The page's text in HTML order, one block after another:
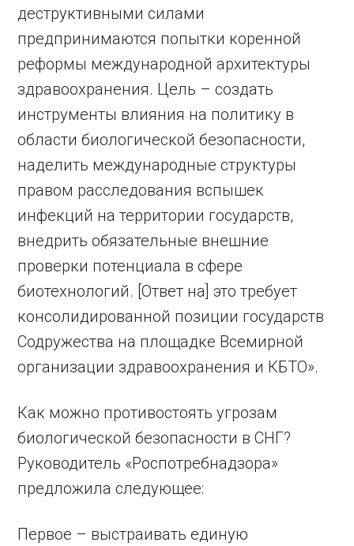
деструктивными силами
предпринимаются попытки коренной
реформы международной архитектуры
здравоохранения. Цель – создать
инструменты влияния на политику в
области биологической безопасности,
наделить международные структуры
правом расследования вспышек
инфекций на территории государств,
внедрить обязательные внешние
проверки потенциала в сфере
биотехнологий. [Ответ на] это требует
консолидированной позиции государств
Содружества на площадке Всемирной
организации здравоохранения и КБТО».
Как можно противостоять угрозам
биологической безопасности в СНГ?
Руководитель «Роспотребнадзора»
предложила следующее:
Первое – выстраивать единую